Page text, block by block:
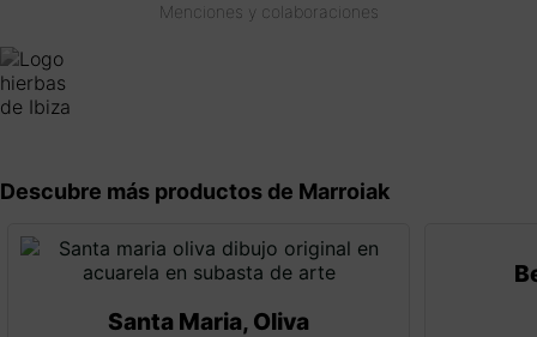
Menciones y colaboraciones
Descubre más productos de Marroiak
Santa Maria, Oliva